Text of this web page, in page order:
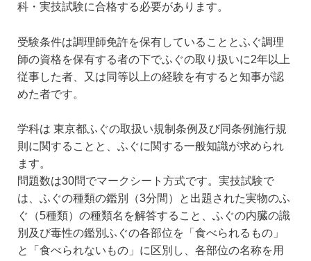
科・実技試験に合格する必要があります。
受験条件は調理師免許を保有していることとふぐ調理
師の資格を保有する者の下でふぐの取り扱いに2年以上
従事した者、又は同等以上の経験を有すると知事が認
めた者です。
学科は 東京都ふぐの取扱い規制条例及び同条例施行規
則に関することと、ふぐに関する一般知識が求められ
ます。
問題数は30問でマークシート方式です。実技試験で
は、ふぐの種類の鑑別（3分間）と出題された実物のふ
ぐ（5種類）の種類名を解答すること、ふぐの内臓の識
別及び毒性の鑑別ふぐの各部位を「食べられるもの」
と「食べられないもの」に区別し、各部位の名称を用